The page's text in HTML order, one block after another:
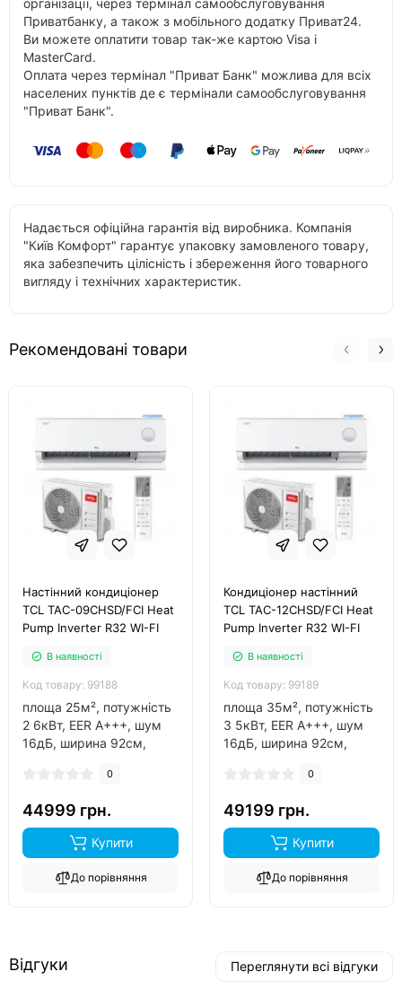
організації, через термінал самообслуговування
Приватбанку, а також з мобільного додатку Приват24.
Ви можете оплатити товар так-же картою Visa і
MasterCard.
Оплата через термінал "Приват Банк" можлива для всіх
населених пунктів де є термінали самообслуговування
"Приват Банк".
Надається офіційна гарантія від виробника. Компанія
"Київ Комфорт" гарантує упаковку замовленого товару,
яка забезпечить цілісність і збереження його товарного
вигляду і технічних характеристик.
Рекомендовані товари
Настінний кондиціонер
TCL TAC-09CHSD/FCI Heat
Pump Inverter R32 WI-FI
В наявності
Код товару: 99188
площа 25м², потужність
2 6кВт, EER A+++, шум
16дБ, ширина 92см,
обігрів до -30°C..
0
44999 грн.
Купити
До порівняння
Кондиціонер настінний
TCL TAC-12CHSD/FCI Heat
Pump Inverter R32 WI-FI
В наявності
Код товару: 99189
площа 35м², потужність
3 5кВт, EER A+++, шум
16дБ, ширина 92см,
обігрів до -30°C..
0
49199 грн.
Купити
До порівняння
Відгуки Переглянути всі відгуки